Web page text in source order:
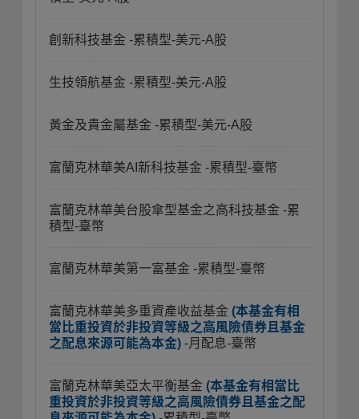
創新科技基金 -累積型-美元-A股
生技領航基金 -累積型-美元-A股
黃金及貴金屬基金 -累積型-美元-A股
富蘭克林華美AI新科技基金 -累積型-臺幣
富蘭克林華美台股傘型基金之高科技基金 -累
積型-臺幣
富蘭克林華美第一富基金 -累積型-臺幣
富蘭克林華美多重資產收益基金 (本基金有相
當比重投資於非投資等級之高風險債券且基金
之配息來源可能為本金) -月配息-臺幣
富蘭克林華美亞太平衡基金 (本基金有相當比
重投資於非投資等級之高風險債券且基金之配